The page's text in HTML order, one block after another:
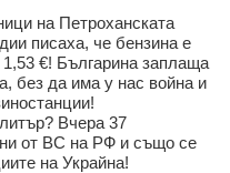
на Петроханската
писаха, че бензина е
€! Българина заплаща
без да има у нас война и
Вчера 37
от ВС на РФ и също се
на Украйна!